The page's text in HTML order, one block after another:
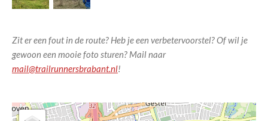
Zit er een fout in de route? Heb je een verbetervoorstel? Of wil je
gewoon een mooie foto sturen? Mail naar
mail@trailrunnersbrabant.nl!